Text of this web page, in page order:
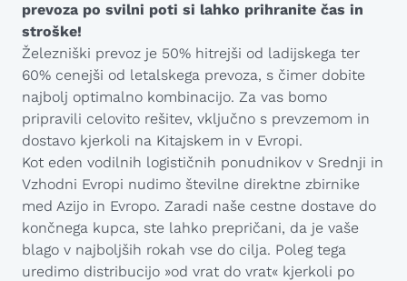
prevoza po svilni poti si lahko prihranite čas in
stroške!
Železniški prevoz je 50% hitrejši od ladijskega ter
60% cenejši od letalskega prevoza, s čimer dobite
najbolj optimalno kombinacijo. Za vas bomo
pripravili celovito rešitev, vključno s prevzemom in
dostavo kjerkoli na Kitajskem in v Evropi.
Kot eden vodilnih logističnih ponudnikov v Srednji in
Vzhodni Evropi nudimo številne direktne zbirnike
med Azijo in Evropo. Zaradi naše cestne dostave do
končnega kupca, ste lahko prepričani, da je vaše
blago v najboljših rokah vse do cilja. Poleg tega
uredimo distribucijo »od vrat do vrat« kjerkoli po